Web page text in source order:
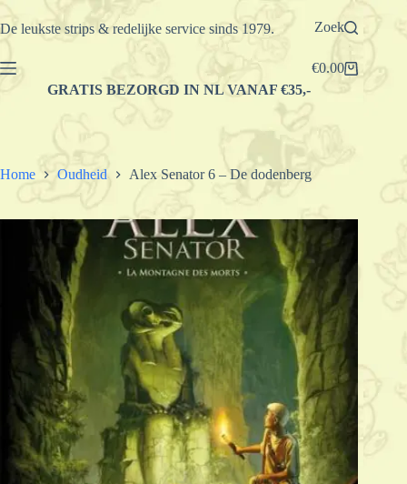
Ga
naar
De leukste strips & redelijke service sinds 1979. Zoek
Winkelwagen
€0.00
GRATIS BEZORGD IN NL VANAF €35,-
Home Oudheid Alex Senator 6 – De dodenberg